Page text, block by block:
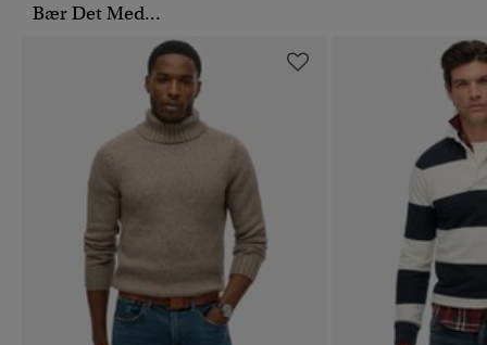
Bær Det Med...